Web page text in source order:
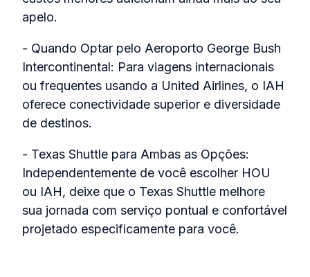
apelo.
- Quando Optar pelo Aeroporto George Bush
Intercontinental: Para viagens internacionais
ou frequentes usando a United Airlines, o IAH
oferece conectividade superior e diversidade
de destinos.
- Texas Shuttle para Ambas as Opções:
Independentemente de você escolher HOU
ou IAH, deixe que o Texas Shuttle melhore
sua jornada com serviço pontual e confortável
projetado especificamente para você.